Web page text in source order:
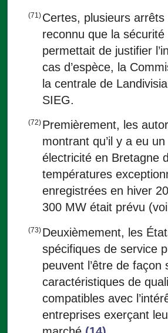
(71) Certes, plusieurs
reconnu que la
permettait de justifier
cas d’espèce, la
la centrale de
SIEG.
(72) Premièrement, les
montrant qu’il y a eu
électricité en Bretagne
températures
enregistrées en hiver
300 MW était prévu
(73) Deuxièmement, les
spécifiques de service
peuvent l’être de
caractéristiques de
compatibles avec
entreprises exerçant